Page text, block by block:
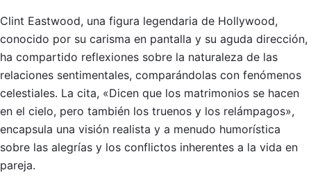
Clint Eastwood, una figura legendaria de Hollywood,
conocido por su carisma en pantalla y su aguda dirección,
ha compartido reflexiones sobre la naturaleza de las
relaciones sentimentales, comparándolas con fenómenos
celestiales. La cita, «Dicen que los matrimonios se hacen
en el cielo, pero también los truenos y los relámpagos»,
encapsula una visión realista y a menudo humorística
sobre las alegrías y los conflictos inherentes a la vida en
pareja.